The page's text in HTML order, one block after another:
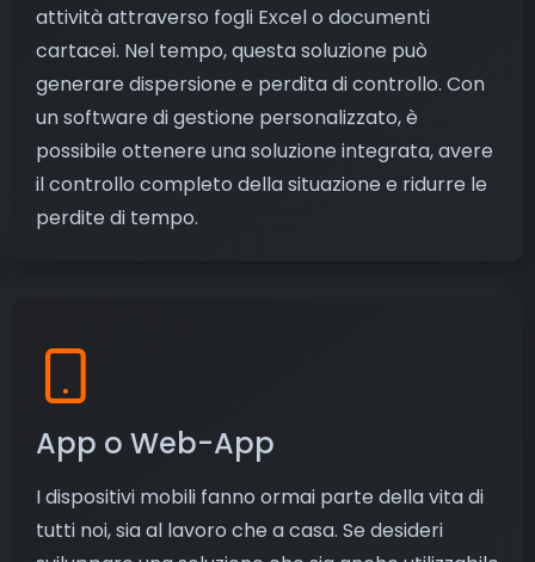
attività attraverso fogli Excel o documenti
cartacei. Nel tempo, questa soluzione può
generare dispersione e perdita di controllo. Con
un software di gestione personalizzato, è
possibile ottenere una soluzione integrata, avere
il controllo completo della situazione e ridurre le
perdite di tempo.
App o Web-App
I dispositivi mobili fanno ormai parte della vita di
tutti noi, sia al lavoro che a casa. Se desideri